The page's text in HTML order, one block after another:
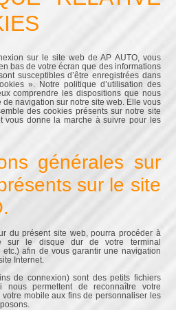
sur le site web de AP AUTO, vous
bas de votre écran que des informations
susceptibles d’être enregistrées dans
». Notre politique d’utilisation des
comprendre les dispositions que nous
navigation sur notre site web. Elle vous
des cookies présents sur notre site
vous donne la marche à suivre pour les
générales sur
sur le site
du présent site web, pourra procéder à
sur le disque dur de votre terminal
etc.) afin de vous garantir une navigation
Internet.
de connexion) sont des petits fichiers
permettent de reconnaître votre
votre mobile aux fins de personnaliser les